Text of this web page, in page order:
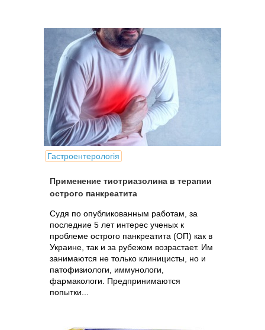
Гастроентерологія
Применение тиотриазолина в терапии
острого панкреатита
Судя по опубликованным работам, за
последние 5 лет интерес ученых к
проблеме острого панкреатита (ОП) как в
Украине, так и за рубежом возрастает. Им
занимаются не только клиницисты, но и
патофизиологи, иммунологи,
фармакологи. Предпринимаются
попытки...